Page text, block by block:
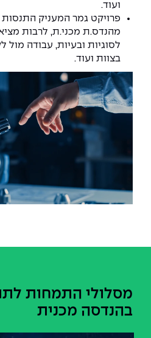
ועוד.
פרויקט גמר המעניק
מהנדס.ת מכני.ת, לרבות
לסוגיות ובעיות, עבודה מול
בצוות ועוד.
מסלולי התמחות
בהנדסה מכנית